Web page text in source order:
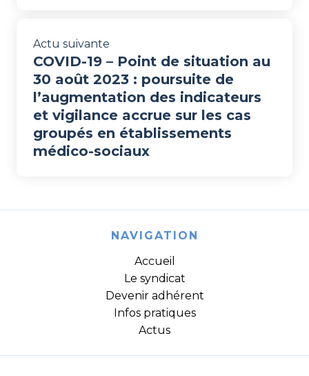
Actu suivante
COVID-19 – Point de situation au
30 août 2023 : poursuite de
l’augmentation des indicateurs
et vigilance accrue sur les cas
groupés en établissements
médico-sociaux
NAVIGATION
Accueil
Le syndicat
Devenir adhérent
Infos pratiques
Actus